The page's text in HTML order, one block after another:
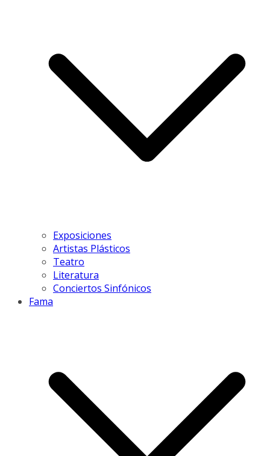
Exposiciones
Artistas Plásticos
Teatro
Literatura
Conciertos Sinfónicos
Fama